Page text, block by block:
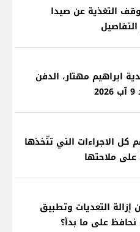
التغذية عن صيدا
التفاصيل
ابراهيم مهتار، الدفن
كل الاجراءات التي تتّخذها
على ملاحتها
إزالة التعديات وتطبيق
على ما بدأ؟